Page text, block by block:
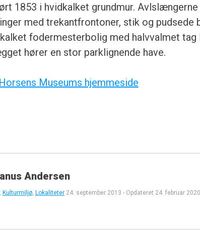
1853 i hvidkalket grundmur. Avlslængerne
med trekantfrontoner, stik og pudsede
fodermesterbolig med halvvalmet
hører en stor parklignende have.
Horsens Museums hjemmeside
Andersen
Kulturmiljø, Lokaliteter 24. september 2013 - Opdateret 24. februar 2020